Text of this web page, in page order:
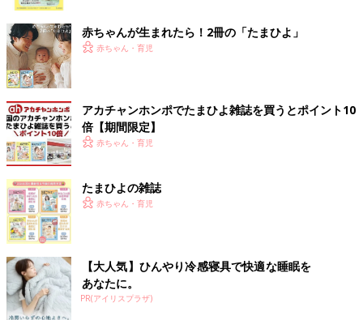
た。しっかり角がある四角い座卓で、「この部屋でいちばん危な
いのこれでは？」と思った。それにつかまって伝い歩きをする娘
が転ばないかヒヤヒヤした。
【体験談５】つかまり立ちをし始めたころ、転んでテーブルの角
【体験談６】一緒におふろに入っていたときのこと。浴槽内で滑
って転び、浴槽のふちで顔を打ちました。
――おすわりやつかまり立ちが始まると、転倒でヒヤリとするこ
とが多くなるようです。転倒を防ぐにはどうしたらいいのでしょ
うか？
坂本 赤ちゃんは頭が大きく、重心が高いため体のバランスをく
ずしやすく、よく転びます。子どもが転倒するまでは“わずか0.5
秒しかない”という報告があります（※２）。一方で大人が危ない
と思って体を動かし始めるまでに0.2秒かかるといわれているの
赤ちゃんが生まれたら！2冊の「たまひよ」
赤ちゃん・育児
アカチャンホンポでたまひよ雑誌を買うとポイント10
倍【期間限定】
赤ちゃん・育児
たまひよの雑誌
赤ちゃん・育児
【大人気】ひんやり冷感寝具で快適な睡眠を
あなたに。
PR(アイリスプラザ)